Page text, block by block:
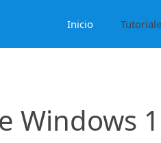
Inicio
Windows